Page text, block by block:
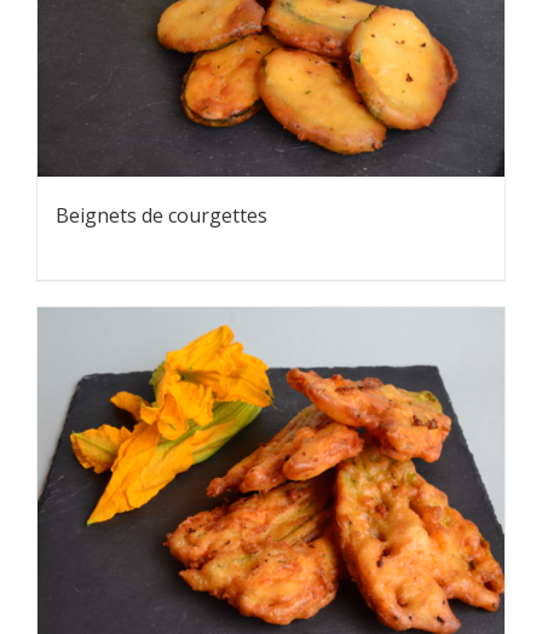
Beignets de courgettes